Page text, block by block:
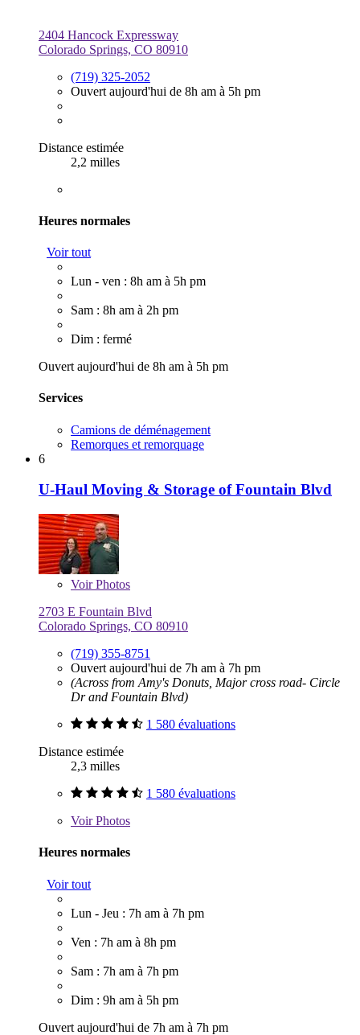
2404 Hancock Expressway
Colorado Springs, CO 80910
(719) 325-2052
Ouvert aujourd'hui de 8h am à 5h pm
Distance estimée
2,2 milles
Heures normales
Voir tout
Lun - ven : 8h am à 5h pm
Sam : 8h am à 2h pm
Dim : fermé
Ouvert aujourd'hui de 8h am à 5h pm
Services
Camions de déménagement
Remorques et remorquage
6
U-Haul Moving & Storage of Fountain Blvd
VoirPhotos
2703 E Fountain Blvd
Colorado Springs, CO 80910
(719) 355-8751
Ouvert aujourd'hui de 7h am à 7h pm
(Across from Amy's Donuts, Major cross road- Circle
Dr and Fountain Blvd)
1 580 évaluations
Distance estimée
2,3 milles
1 580 évaluations
VoirPhotos
Heures normales
Voir tout
Lun - Jeu : 7h am à 7h pm
Ven : 7h am à 8h pm
Sam : 7h am à 7h pm
Dim : 9h am à 5h pm
Ouvert aujourd'hui de 7h am à 7h pm